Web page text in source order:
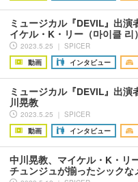
ミュージカル『DEVIL』出
イケル・K・リー（마이클 리）
2023.5.25 ｜ SPICER
動画
インタビュー
ミュージカル『DEVIL』出演
川晃教
2023.5.25 ｜ SPICER
動画
インタビュー
中川晃教、マイケル・K・リ
チュンジュが揃ったシック